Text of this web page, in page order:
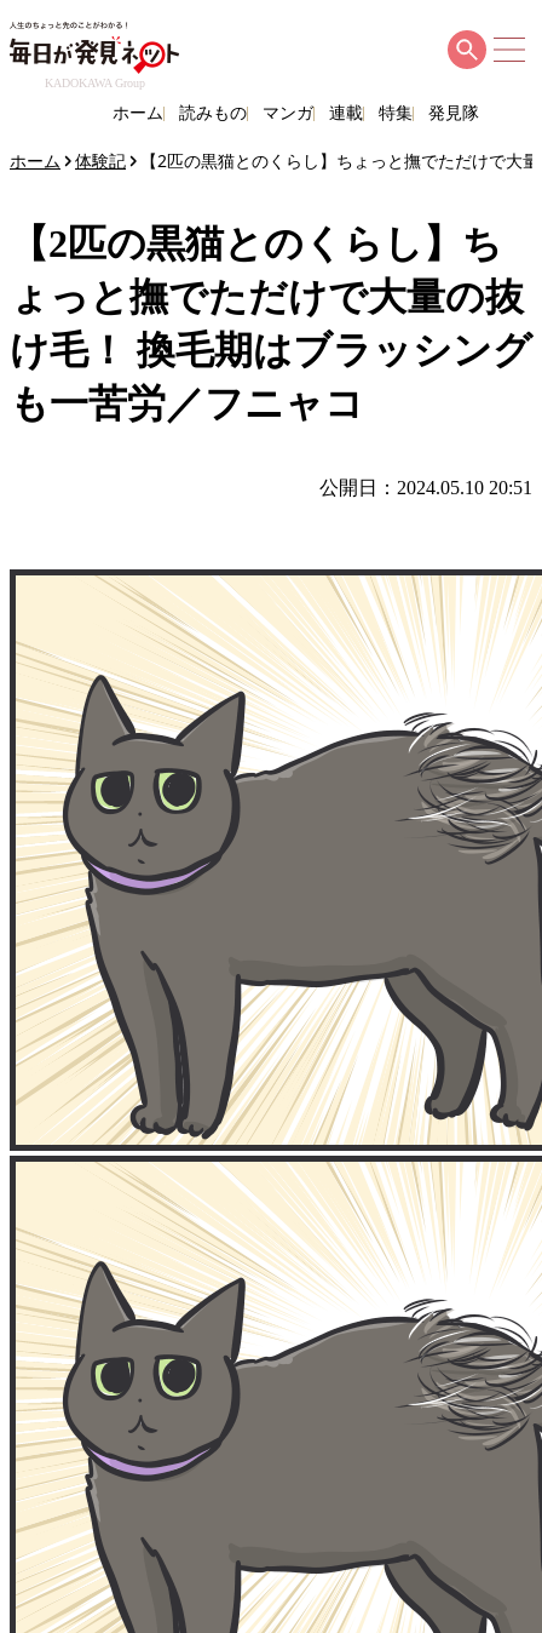
KADOKAWA Group
ホーム 読みもの マンガ 連載 特集 発見隊
ホーム 体験記 【2匹の黒猫とのくらし】ちょっと撫でただけで大
【2匹の黒猫とのくらし】ち
ょっと撫でただけで大量の抜
け毛！ 換毛期はブラッシング
も一苦労／フニャコ
公開日：2024.05.10 20:51